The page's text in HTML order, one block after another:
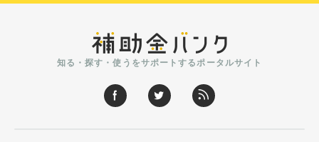
知る・探す・使うをサポートするポータルサイト